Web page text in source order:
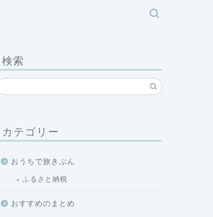
検索
カテゴリー
おうちで旅きぶん
ふるさと納税
おすすめのまとめ